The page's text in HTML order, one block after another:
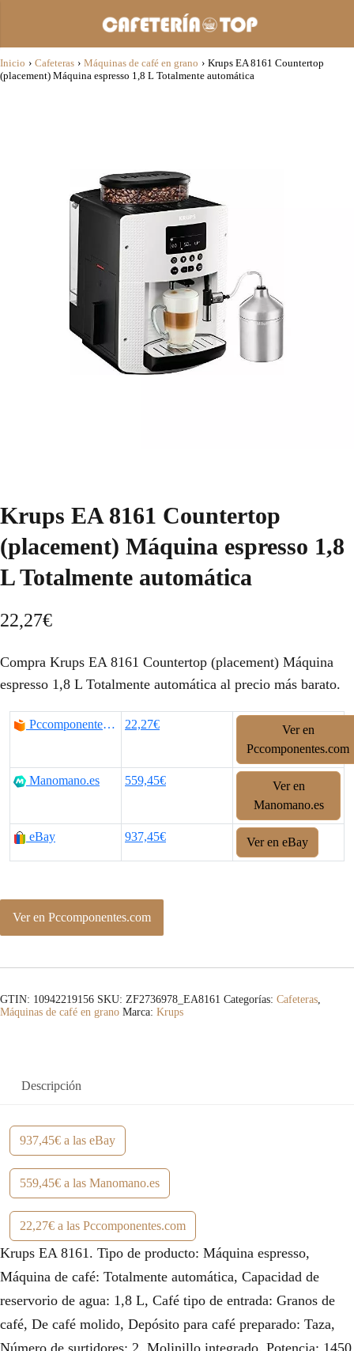
Inicio › Cafeteras › Máquinas de café en grano › Krups EA 8161 Countertop
(placement) Máquina espresso 1,8 L Totalmente automática
Krups EA 8161 Countertop
(placement) Máquina espresso 1,8
L Totalmente automática
22,27€
Compra Krups EA 8161 Countertop (placement) Máquina
espresso 1,8 L Totalmente automática al precio más barato.
Pccomponentes.com 22,27€
Ver en
Pccomponentes.com
Manomano.es 559,45€
Ver en
Manomano.es
eBay 937,45€ Ver en eBay
Ver en Pccomponentes.com
GTIN: 10942219156 SKU: ZF2736978_EA8161 Categorías: Cafeteras,
Máquinas de café en grano Marca: Krups
Descripción
937,45€ a las eBay
559,45€ a las Manomano.es
22,27€ a las Pccomponentes.com
Krups EA 8161. Tipo de producto: Máquina espresso,
Máquina de café: Totalmente automática, Capacidad de
reservorio de agua: 1,8 L, Café tipo de entrada: Granos de
café, De café molido, Depósito para café preparado: Taza,